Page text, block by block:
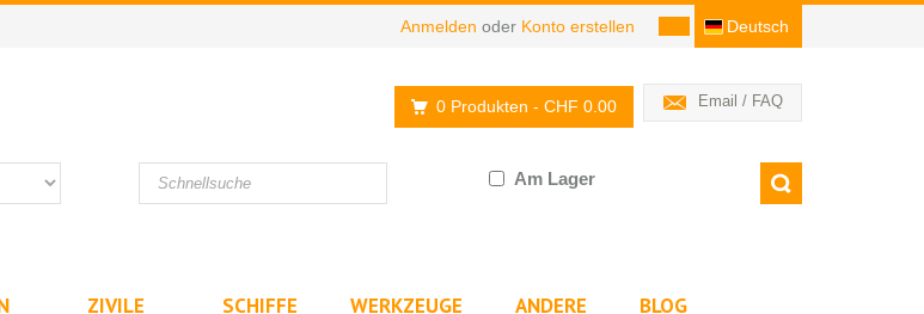
Deutsch
Anmelden oder Konto erstellen
Email / FAQ
0 Produkten - CHF 0.00
Am Lager
ZIVILE
SCHIFFE
WERKZEUGE
ANDERE BLOG